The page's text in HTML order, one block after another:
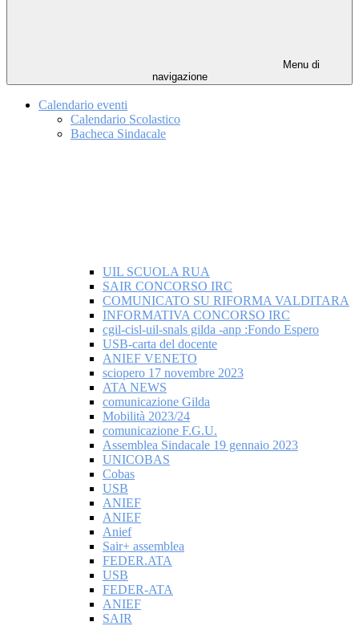
Menu di
navigazione
Calendario eventi
Calendario Scolastico
Bacheca Sindacale
UIL SCUOLA RUA
SAIR CONCORSO IRC
COMUNICATO SU RIFORMA VALDITARA
INFORMATIVA CONCORSO IRC
cgil-cisl-uil-snals gilda -anp :Fondo Espero
USB-carta del docente
ANIEF VENETO
sciopero 17 novembre 2023
ATA NEWS
comunicazione Gilda
Mobilità 2023/24
comunicazione F.G.U.
Assemblea Sindacale 19 gennaio 2023
UNICOBAS
Cobas
USB
ANIEF
ANIEF
Anief
Sair+ assemblea
FEDER.ATA
USB
FEDER-ATA
ANIEF
SAIR